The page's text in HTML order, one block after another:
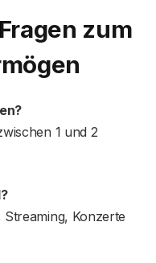
zum
1 und 2
Konzerte